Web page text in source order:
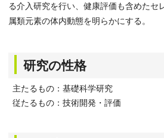
る介入研究を行い、健康評価も含めたセ
属類元素の体内動態を明らかにする。
研究の性格
主たるもの：基礎科学研究
従たるもの：技術開発・評価